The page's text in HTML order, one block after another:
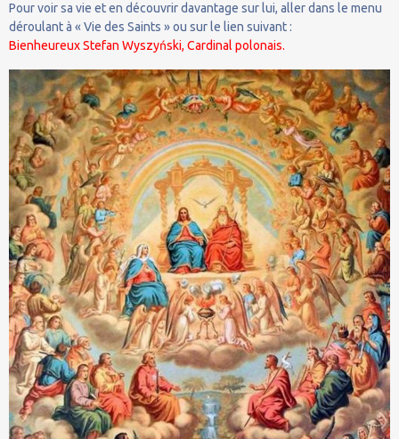
Pour voir sa vie et en découvrir davantage sur lui, aller dans le menu
déroulant à « Vie des Saints » ou sur le lien suivant :
Bienheureux Stefan Wyszyński, Cardinal polonais.